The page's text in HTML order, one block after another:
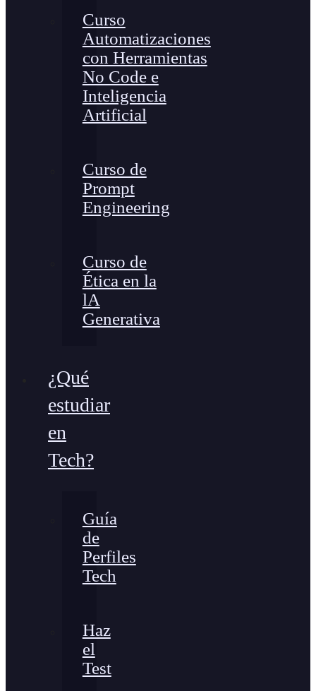
Curso
Automatizaciones
con Herramientas
No Code e
Inteligencia
Artificial
Curso de
Prompt
Engineering
Curso de
Ética en la
lA
Generativa
¿Qué
estudiar
en
Tech?
Guía
de
Perfiles
Tech
Haz
el
Test